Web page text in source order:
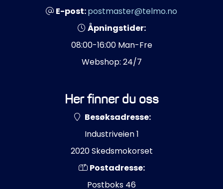
E-post:postmaster@telmo.no
Åpningstider:
08:00-16:00 Man-Fre
Webshop: 24/7
Her finner du oss
Besøksadresse:
Industriveien 1
2020 Skedsmokorset
Postadresse:
Postboks 46